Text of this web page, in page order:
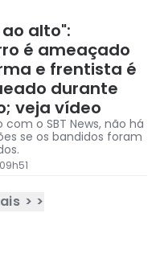
alto":
é ameaçado
e frentista é
durante
veja vídeo
com o SBT News, não há
se os bandidos foram
> >